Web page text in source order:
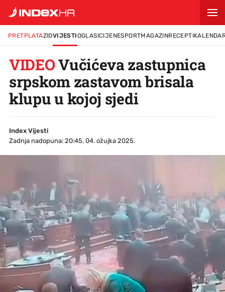
PRETPLATAZIDVIJESTIOGLASICIJENESPORTMAGAZINRECEPTI
VIDEOVučićeva zastupnica
srpskom zastavom brisala
klupu u kojoj sjedi
Index Vijesti
Zadnja nadopuna: 20:45, 04. ožujka 2025.